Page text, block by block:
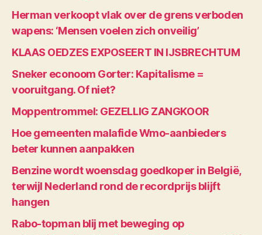
Herman verkoopt vlak over de grens verboden
wapens: ‘Mensen voelen zich onveilig’
KLAAS OEDZES EXPOSEERT IN IJSBRECHTUM
Sneker econoom Gorter: Kapitalisme =
vooruitgang. Of niet?
Moppentrommel: GEZELLIG ZANGKOOR
Hoe gemeenten malafide Wmo-aanbieders
beter kunnen aanpakken
Benzine wordt woensdag goedkoper in België,
terwijl Nederland rond de recordprijs blijft
hangen
Rabo-topman blij met beweging op